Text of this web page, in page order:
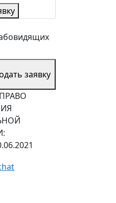
заявку